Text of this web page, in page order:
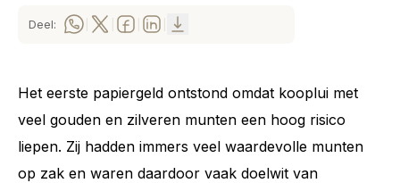
Deel:
Het eerste papiergeld ontstond omdat kooplui met
veel gouden en zilveren munten een hoog risico
liepen. Zij hadden immers veel waardevolle munten
op zak en waren daardoor vaak doelwit van